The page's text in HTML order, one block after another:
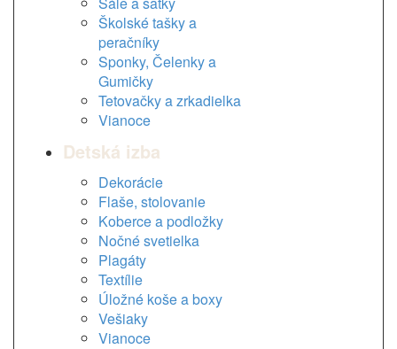
Školské tašky a
peračníky
Sponky, Čelenky a
Gumičky
Tetovačky a zrkadielka
Vianoce
Detská izba
Dekorácie
Flaše, stolovanie
Koberce a podložky
Nočné svetielka
Plagáty
Textílie
Úložné koše a boxy
Vešiaky
Vianoce